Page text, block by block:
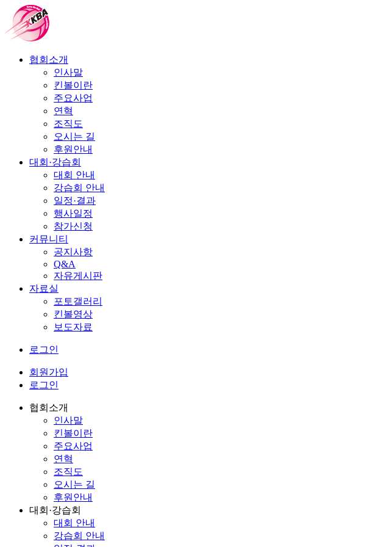
협회소개
인사말
킨볼이란
주요사업
연혁
조직도
오시는 길
후원안내
대회·강습회
대회 안내
강습회 안내
일정·결과
행사일정
참가신청
커뮤니티
공지사항
Q&A
자유게시판
자료실
포토갤러리
킨볼영상
보도자료
로그인
회원가입
로그인
협회소개
인사말
킨볼이란
주요사업
연혁
조직도
오시는 길
후원안내
대회·강습회
대회 안내
강습회 안내